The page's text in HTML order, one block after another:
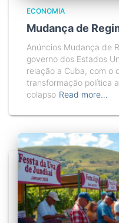
ECONOMIA
Mudança de
Anúncios Mudança de
governo dos Estados
relação a Cuba, com o
transformação política
colapso Read more…